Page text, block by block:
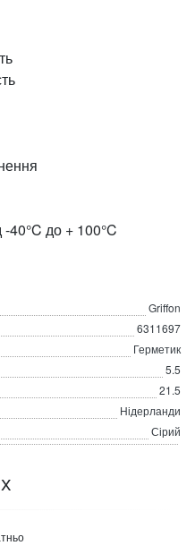
40°C до + 100°C
Griffon
6311697
Герметик
5.5
21.5
Нідерланди
Сірий